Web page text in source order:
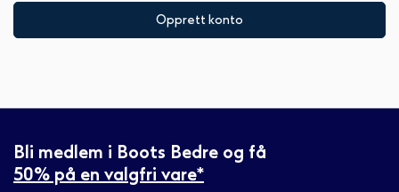
Opprett konto
Bli medlem i Boots Bedre og få
50% på en valgfri vare*